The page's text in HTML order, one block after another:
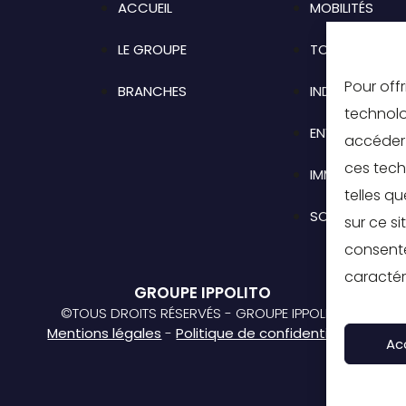
Pour
ces
telles
sur ce
ACCUEIL
LE GROUPE
BRANCHES
MOBILITÉS
TOURISME
INDUSTRIE
IMMOBILIER
SOLUTIONS RH
GROUPE IPPOLITO
©TOUS DROITS RÉSERVÉS - GROUPE IPPOLITO
Mentions légales -Politique de confidentialité